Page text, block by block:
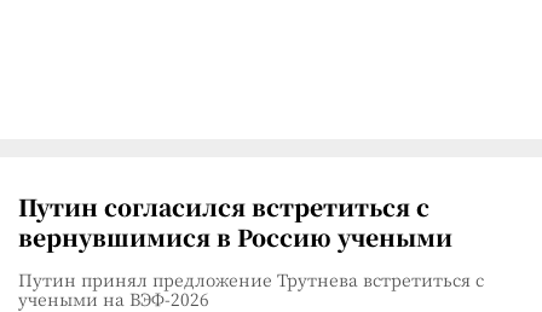
Путин согласился встретиться с
вернувшимися в Россию учеными
Путин принял предложение Трутнева встретиться с
учеными на ВЭФ-2026